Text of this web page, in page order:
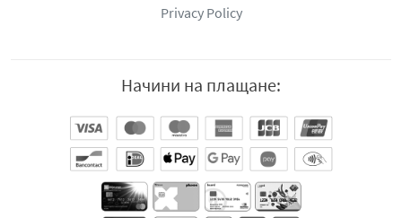
Privacy Policy
Начини на плащане: